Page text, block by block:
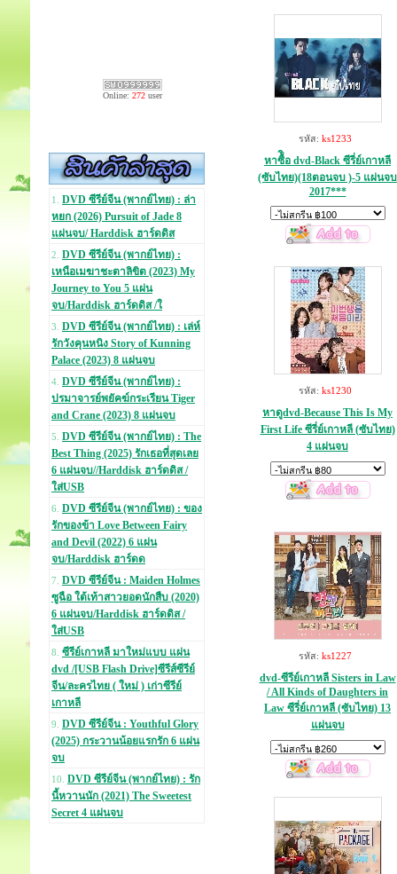
Online: 272 user
1. DVD ซีรีย์จีน (พากย์ไทย) : ล่า
หยก (2026) Pursuit of Jade 8
แผ่นจบ/ Harddisk ฮาร์ดดิส
2. DVD ซีรีย์จีน (พากย์ไทย) :
เหนือเมฆาชะตาลิขิต (2023) My
Journey to You 5 แผ่น
จบ/Harddisk ฮาร์ดดิส /ใ
3. DVD ซีรีย์จีน (พากย์ไทย) : เล่ห์
รักวังคุนหนิง Story of Kunning
Palace (2023) 8 แผ่นจบ
4. DVD ซีรีย์จีน (พากย์ไทย) :
ปรมาจารย์พยัคฆ์กระเรียน Tiger
and Crane (2023) 8 แผ่นจบ
5. DVD ซีรีย์จีน (พากย์ไทย) : The
Best Thing (2025) รักเธอที่สุดเลย
6 แผ่นจบ//Harddisk ฮาร์ดดิส /
ใส่USB
6. DVD ซีรีย์จีน (พากย์ไทย) : ของ
รักของข้า Love Between Fairy
and Devil (2022) 6 แผ่น
จบ/Harddisk ฮาร์ดด
7. DVD ซีรีย์จีน : Maiden Holmes
ซูฉือ ใต้เท้าสาวยอดนักสืบ (2020)
6 แผ่นจบ/Harddisk ฮาร์ดดิส /
ใส่USB
8. ซีรีย์เกาหลี มาใหม่แบบ แผ่น
dvd /[USB Flash Drive]ซีรีส์ซีรีย์
จีน/ละครไทย ( ใหม่ ) เก่าซีรีย์
เกาหลี
9. DVD ซีรีย์จีน : Youthful Glory
(2025) กระวานน้อยแรกรัก 6 แผ่น
จบ
10. DVD ซีรีย์จีน (พากย์ไทย) : รัก
นี้หวานนัก (2021) The Sweetest
Secret 4 แผ่นจบ
รหัส: ks1233
หาซื้ิอ dvd-Black ซีรี่ย์เกาหลี
(ซับไทย)(18ตอนจบ )-5 แผ่นจบ
2017***
รหัส: ks1230
หาดูdvd-Because This Is My
First Life ซีรี่ย์เกาหลี (ซับไทย)
4 แผ่นจบ
รหัส: ks1227
dvd-ซีรีย์เกาหลี Sisters in Law
/ All Kinds of Daughters in
Law ซีรี่ย์เกาหลี (ซับไทย) 13
แผ่นจบ